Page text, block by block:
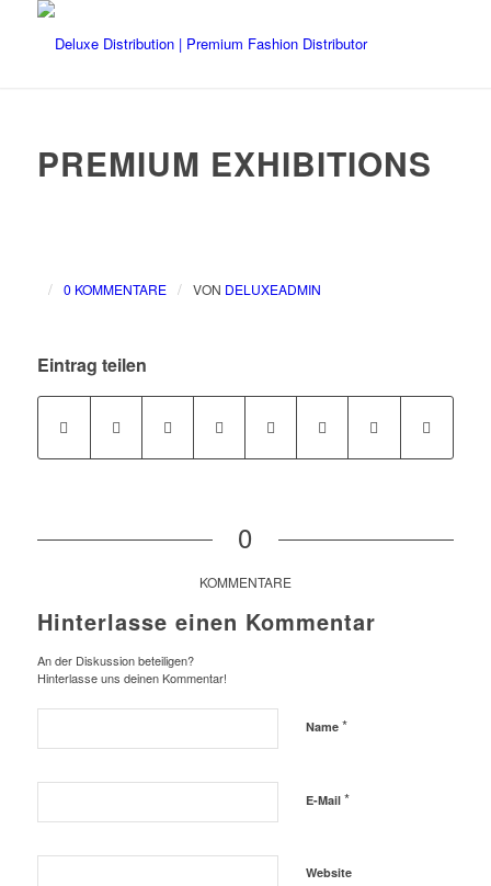
PREMIUM EXHIBITIONS
/ 0 KOMMENTARE / VON DELUXEADMIN
Eintrag teilen
0
KOMMENTARE
Hinterlasse einen Kommentar
An der Diskussion beteiligen?
Hinterlasse uns deinen Kommentar!
Name *
E-Mail *
Website